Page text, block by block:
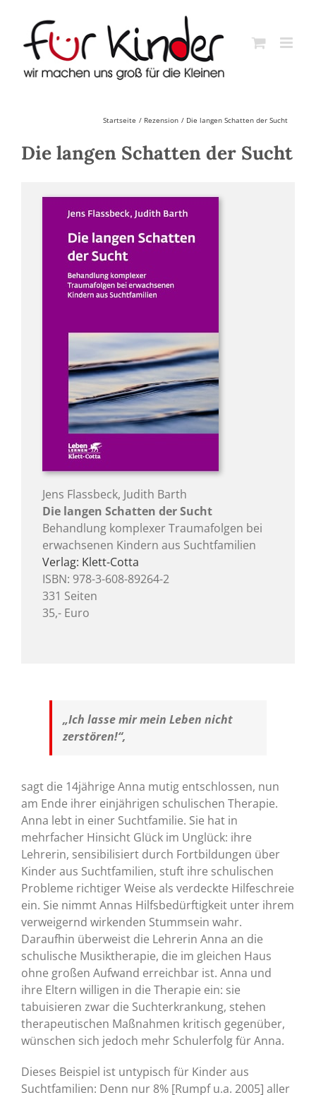
content
Startseite Rezension Die langen Schatten der Sucht
Die langen Schatten der Sucht
Jens Flassbeck, Judith Barth
Die langen Schatten der Sucht
Behandlung komplexer Traumafolgen bei
erwachsenen Kindern aus Suchtfamilien
Verlag: Klett-Cotta
ISBN: 978-3-608-89264-2
331 Seiten
35,- Euro
„Ich lasse mir mein Leben nicht
zerstören!“,
sagt die 14jährige Anna mutig entschlossen, nun
am Ende ihrer einjährigen schulischen Therapie.
Anna lebt in einer Suchtfamilie. Sie hat in
mehrfacher Hinsicht Glück im Unglück: ihre
Lehrerin, sensibilisiert durch Fortbildungen über
Kinder aus Suchtfamilien, stuft ihre schulischen
Probleme richtiger Weise als verdeckte Hilfeschreie
ein. Sie nimmt Annas Hilfsbedürftigkeit unter ihrem
verweigernd wirkenden Stummsein wahr.
Daraufhin überweist die Lehrerin Anna an die
schulische Musiktherapie, die im gleichen Haus
ohne großen Aufwand erreichbar ist. Anna und
ihre Eltern willigen in die Therapie ein: sie
tabuisieren zwar die Suchterkrankung, stehen
therapeutischen Maßnahmen kritisch gegenüber,
wünschen sich jedoch mehr Schulerfolg für Anna.
Dieses Beispiel ist untypisch für Kinder aus
Suchtfamilien: Denn nur 8% [Rumpf u.a. 2005] aller